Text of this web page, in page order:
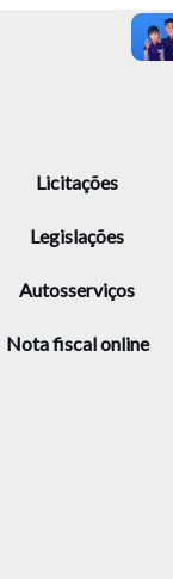
Licitações
Legislações
Autosserviços
Nota fiscal online